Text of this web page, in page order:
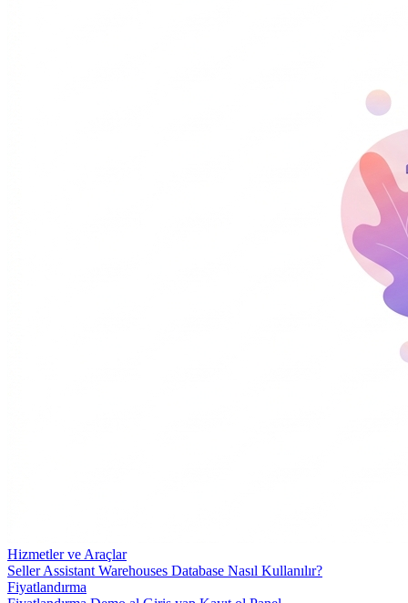
Hizmetler ve Araçlar
Seller Assistant Warehouses Database Nasıl Kullanılır?
Fiyatlandırma